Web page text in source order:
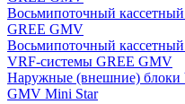
Восьмипоточный
GREE GMV
Восьмипоточный
VRF-системы GREE GMV
Наружные (внешние) блоки
GMV Mini Star